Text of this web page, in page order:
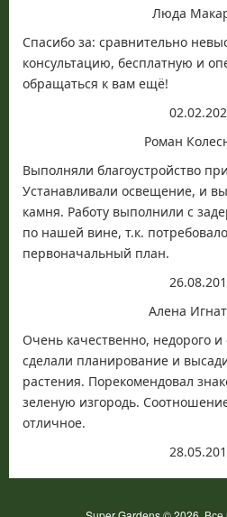
Люда
Спасибо за: сравнительно
консультацию, бесплатную и
обращаться к вам ещё!
Роман
Выполняли благоустройство
Устанавливали освещение, и
камня. Работу выполнили с
по нашей вине, т.к.
первоначальный план.
Алена
Очень качественно, недорого
сделали планирование и
растения. Порекомендовал
зеленую изгородь.
отличное.